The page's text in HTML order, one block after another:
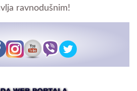
ravnodušnim!